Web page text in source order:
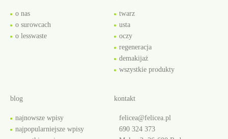
o nas
o surowcach
o lesswaste
twarz
usta
oczy
regeneracja
demakijaż
wszystkie produkty
blog
najnowsze wpisy
najpopularniejsze wpisy
kontakt
felicea@felicea.pl
690 324 373